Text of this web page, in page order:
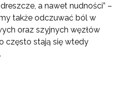
a nawet nudności” –
także odczuwać ból w
oraz szyjnych węzłów
często stają się wtedy